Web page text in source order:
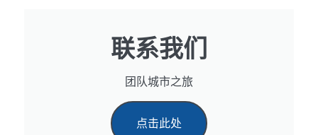
联系我们
团队城市之旅
点击此处